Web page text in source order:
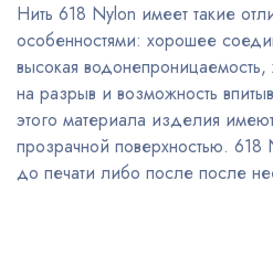
Нить 618 Nylon имеет такие
особенностями: хорошее
высокая
на разрыв и возможность
этого материала изделия
прозрачной поверхностью. 618
до печати либо после после